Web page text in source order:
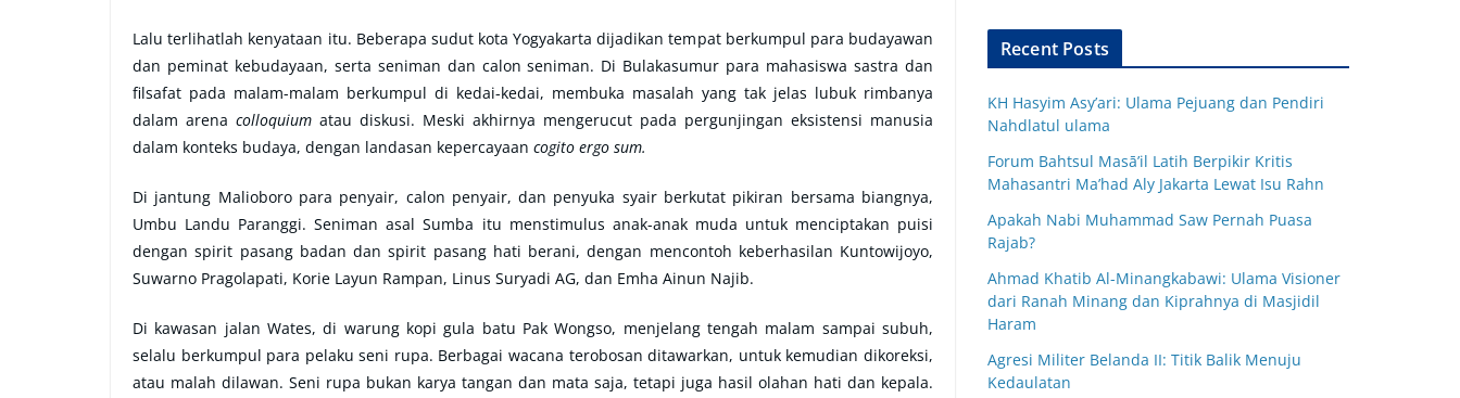
Lalu terlihatlah kenyataan itu. Beberapa sudut kota Yogyakarta dijadikan tempat berkumpul para budayawan
dan peminat kebudayaan, serta seniman dan calon seniman. Di Bulakasumur para mahasiswa sastra dan
filsafat pada malam-malam berkumpul di kedai-kedai, membuka masalah yang tak jelas lubuk rimbanya
dalam arena colloquium atau diskusi. Meski akhirnya mengerucut pada pergunjingan eksistensi manusia
dalam konteks budaya, dengan landasan kepercayaan cogito ergo sum.
Di jantung Malioboro para penyair, calon penyair, dan penyuka syair berkutat pikiran bersama biangnya,
Umbu Landu Paranggi. Seniman asal Sumba itu menstimulus anak-anak muda untuk menciptakan puisi
dengan spirit pasang badan dan spirit pasang hati berani, dengan mencontoh keberhasilan Kuntowijoyo,
Suwarno Pragolapati, Korie Layun Rampan, Linus Suryadi AG, dan Emha Ainun Najib.
Di kawasan jalan Wates, di warung kopi gula batu Pak Wongso, menjelang tengah malam sampai subuh,
selalu berkumpul para pelaku seni rupa. Berbagai wacana terobosan ditawarkan, untuk kemudian dikoreksi,
atau malah dilawan. Seni rupa bukan karya tangan dan mata saja, tetapi juga hasil olahan hati dan kepala.
Recent Posts
KH Hasyim Asy’ari: Ulama Pejuang dan Pendiri
Nahdlatul ulama
Forum Bahtsul Masā’il Latih Berpikir Kritis
Mahasantri Ma’had Aly Jakarta Lewat Isu Rahn
Apakah Nabi Muhammad Saw Pernah Puasa
Rajab?
Ahmad Khatib Al-Minangkabawi: Ulama Visioner
dari Ranah Minang dan Kiprahnya di Masjidil
Haram
Agresi Militer Belanda II: Titik Balik Menuju
Kedaulatan